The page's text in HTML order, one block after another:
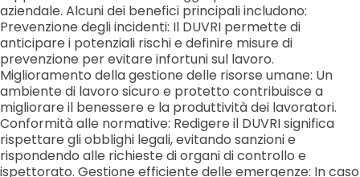
aziendale. Alcuni dei benefici principali includono:
Prevenzione degli incidenti: Il DUVRI permette di
anticipare i potenziali rischi e definire misure di
prevenzione per evitare infortuni sul lavoro.
Miglioramento della gestione delle risorse umane: Un
ambiente di lavoro sicuro e protetto contribuisce a
migliorare il benessere e la produttività dei lavoratori.
Conformità alle normative: Redigere il DUVRI significa
rispettare gli obblighi legali, evitando sanzioni e
rispondendo alle richieste di organi di controllo e
ispettorato. Gestione efficiente delle emergenze: In caso